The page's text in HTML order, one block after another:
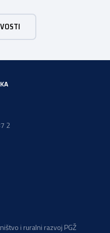
stoga Vas pozivamo
proces koji je u tijeku i
2
i ruralni razvoj PGŽ